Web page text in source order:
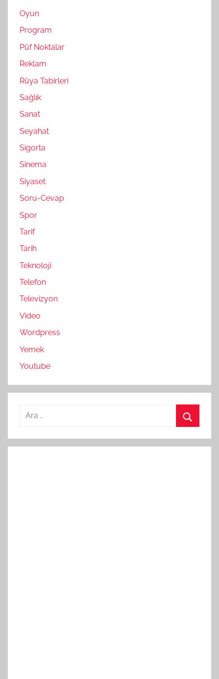
Oyun
Program
Püf Noktalar
Reklam
Rüya Tabirleri
Sağlık
Sanat
Seyahat
Sigorta
Sinema
Siyaset
Soru-Cevap
Spor
Tarif
Tarih
Teknoloji
Telefon
Televizyon
Video
Wordpress
Yemek
Youtube
Arama: